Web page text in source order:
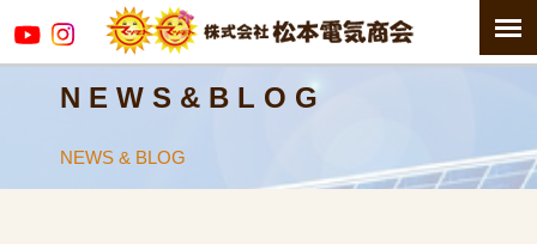
N E W S & B L O G
NEWS & BLOG